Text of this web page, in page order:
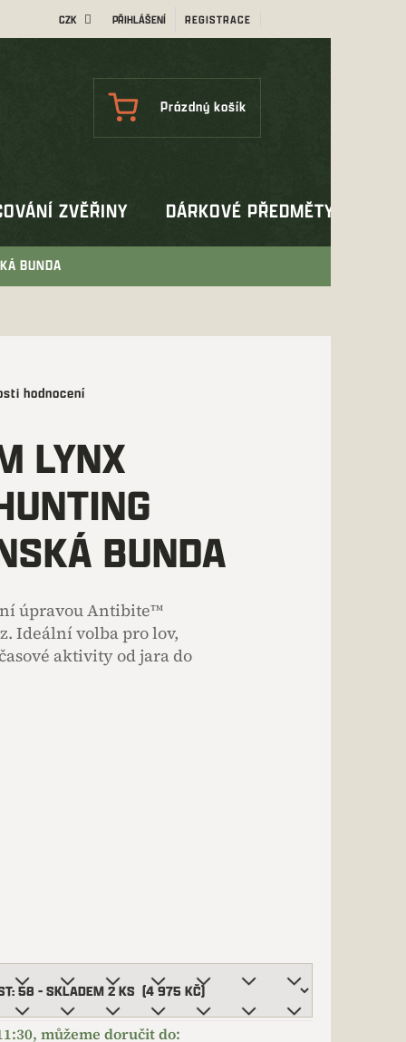
CZK PŘIHLÁŠENÍ REGISTRACE
NÁKUPNÍ
Prázdný košík
ZVĚŘINY DÁRKOVÉ PŘEDMĚTY
BUNDA
hodnocení
LYNX
BUNDA
úpravou Antibite™
Ideální volba pro lov,
aktivity od jara do